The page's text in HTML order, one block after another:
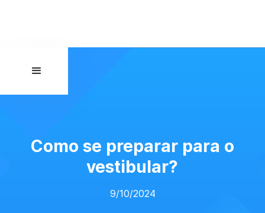
Como se preparar para o
vestibular?
9/10/2024